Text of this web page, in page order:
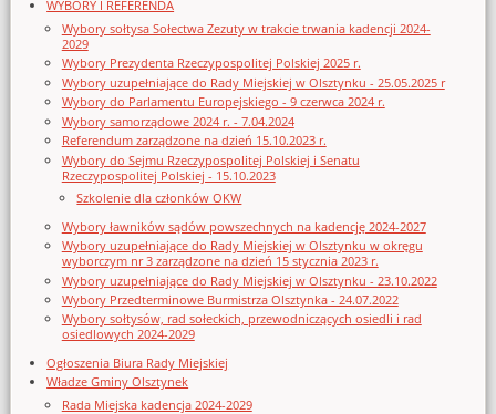
WYBORY I REFERENDA
Wybory sołtysa Sołectwa Zezuty w trakcie trwania kadencji 2024-
2029
Wybory Prezydenta Rzeczypospolitej Polskiej 2025 r.
Wybory uzupełniające do Rady Miejskiej w Olsztynku - 25.05.2025 r
Wybory do Parlamentu Europejskiego - 9 czerwca 2024 r.
Wybory samorządowe 2024 r. - 7.04.2024
Referendum zarządzone na dzień 15.10.2023 r.
Wybory do Sejmu Rzeczypospolitej Polskiej i Senatu
Rzeczypospolitej Polskiej - 15.10.2023
Szkolenie dla członków OKW
Wybory ławników sądów powszechnych na kadencję 2024-2027
Wybory uzupełniające do Rady Miejskiej w Olsztynku w okręgu
wyborczym nr 3 zarządzone na dzień 15 stycznia 2023 r.
Wybory uzupełniające do Rady Miejskiej w Olsztynku - 23.10.2022
Wybory Przedterminowe Burmistrza Olsztynka - 24.07.2022
Wybory sołtysów, rad sołeckich, przewodniczących osiedli i rad
osiedlowych 2024-2029
Ogłoszenia Biura Rady Miejskiej
Władze Gminy Olsztynek
Rada Miejska kadencja 2024-2029